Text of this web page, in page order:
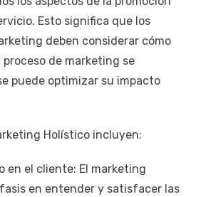
Esto significa que los
deben considerar cómo
de marketing se
puede optimizar su impacto
Holístico incluyen:
en el cliente: El marketing
en entender y satisfacer las